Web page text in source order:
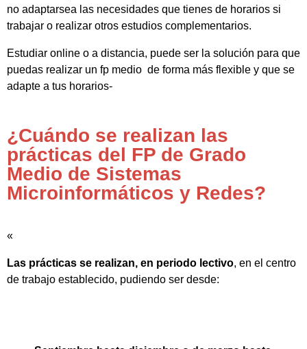
no adaptarsea las necesidades que tienes de horarios si
trabajar o realizar otros estudios complementarios.
Estudiar online o a distancia, puede ser la solución para que
puedas realizar un fp medio de forma más flexible y que se
adapte a tus horarios-
¿Cuándo se realizan las
prácticas del FP de Grado
Medio de Sistemas
Microinformáticos y Redes?
«
Las prácticas se realizan, en periodo lectivo, en el centro
de trabajo establecido, pudiendo ser desde: